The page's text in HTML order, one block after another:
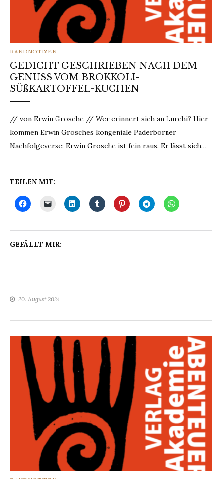
CATEGORIES
RANDNOTIZEN
GEDICHT GESCHRIEBEN NACH DEM
GENUSS VOM BROKKOLI-
SÜßKARTOFFEL-KUCHEN
// von Erwin Grosche // Wer erinnert sich an Lurchi? Hier
kommen Erwin Grosches kongeniale Paderborner
Nachfolgeverse: Erwin Grosche ist fein raus. Er lässt sich…
TEILEN MIT:
GEFÄLLT MIR:
20. August 2024